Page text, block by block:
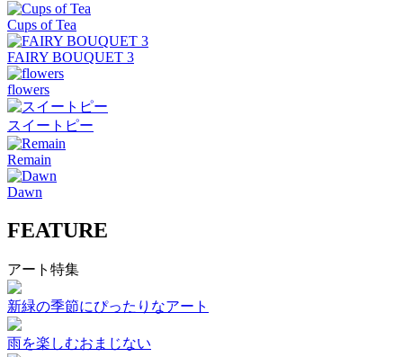
Cups of Tea
FAIRY BOUQUET 3
flowers
スイートピー
Remain
Dawn
FEATURE
アート特集
新緑の季節にぴったりなアート
雨を楽しむおまじない